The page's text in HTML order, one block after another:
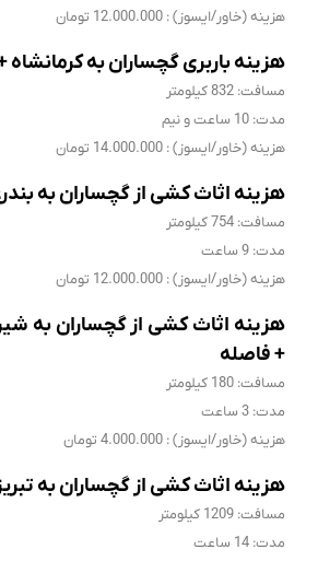
هزینه (خاور/ایسوز) : 12.000.000 تومان
هزینه باربری گچساران به کرمانشاه
مسافت: 832 کیلومتر
مدت: 10 ساعت و نیم
هزینه (خاور/ایسوز) : 14.000.000 تومان
هزینه اثاث کشی از گچساران به
مسافت: 754 کیلومتر
مدت: 9 ساعت
هزینه (خاور/ایسوز) : 12.000.000 تومان
هزینه اثاث کشی از گچساران به
+ فاصله
مسافت: 180 کیلومتر
مدت: 3 ساعت
هزینه (خاور/ایسوز) : 4.000.000 تومان
هزینه اثاث کشی از گچساران به
مسافت: 1209 کیلومتر
مدت: 14 ساعت